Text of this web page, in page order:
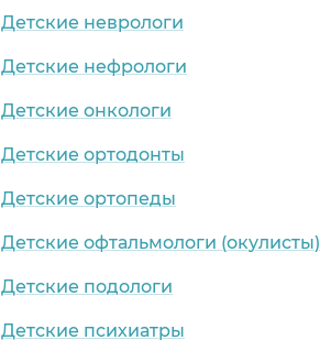
Детские неврологи
Детские нефрологи
Детские онкологи
Детские ортодонты
Детские ортопеды
Детские офтальмологи (окулисты)
Детские подологи
Детские психиатры